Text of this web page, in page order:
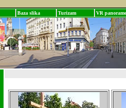
Baza slika Turizam VR panorame